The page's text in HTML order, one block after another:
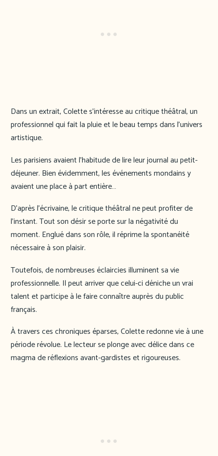
Dans un extrait, Colette s’intéresse au critique théâtral, un
professionnel qui fait la pluie et le beau temps dans l’univers
artistique.
Les parisiens avaient l’habitude de lire leur journal au petit-
déjeuner. Bien évidemment, les événements mondains y
avaient une place à part entière…
D’après l’écrivaine, le critique théâtral ne peut profiter de
l’instant. Tout son désir se porte sur la négativité du
moment. Englué dans son rôle, il réprime la spontanéité
nécessaire à son plaisir.
Toutefois, de nombreuses éclaircies illuminent sa vie
professionnelle. Il peut arriver que celui-ci déniche un vrai
talent et participe à le faire connaître auprès du public
français.
À travers ces chroniques éparses, Colette redonne vie à une
période révolue. Le lecteur se plonge avec délice dans ce
magma de réflexions avant-gardistes et rigoureuses.